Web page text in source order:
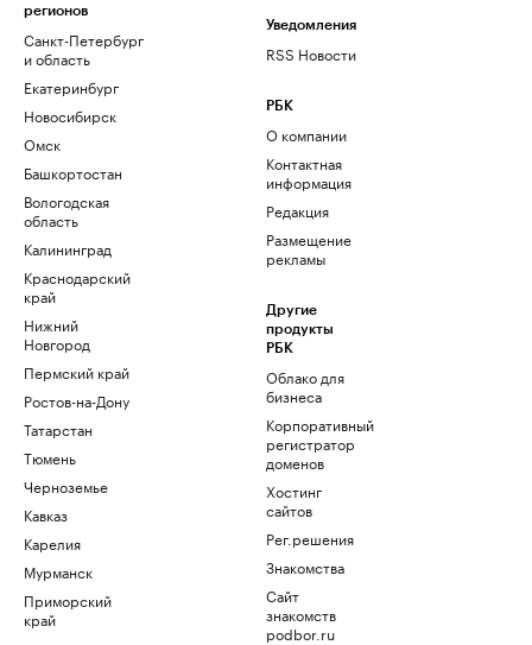
регионов
Санкт-Петербург
и область
Екатеринбург
Новосибирск
Омск
Башкортостан
Вологодская
область
Калининград
Краснодарский
край
Нижний
Новгород
Пермский край
Ростов-на-Дону
Татарстан
Тюмень
Черноземье
Кавказ
Карелия
Мурманск
Приморский
край
Уведомления
RSS Новости
РБК
О компании
Контактная
информация
Редакция
Размещение
рекламы
Другие
продукты
РБК
Облако для
бизнеса
Корпоративный
регистратор
доменов
Хостинг
сайтов
Рег.решения
Знакомства
Сайт
знакомств
podbor.ru